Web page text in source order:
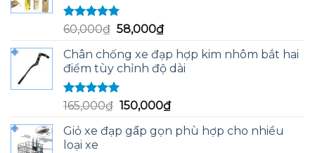
Được xếp
hạng
sao
60,000₫ Giá
là:
60,000₫.
58,000₫Giá
tại
là:
Chân chống xe đạp hợp kim nhôm bắt hai
điểm tùy chỉnh độ dài
Được xếp
hạng
sao
165,000₫ Giá
là:
150,000₫Giá
tại
Giỏ xe đạp gấp gọn phù hợp cho nhiều
loại xe